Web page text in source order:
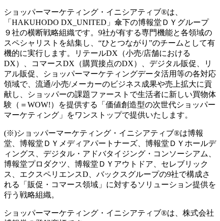
ショッパーマーケティング・イニシアティブ®は、
「HAKUHODO DX_UNITED」傘下の博報堂ＤＹグループ
９社の横断戦略組織です。9社が有する専門機能と各領域の
スペシャリストを結集し、“ひとつながり”のチームとして有
機的に実行します。リテールDX（小売/店舗における
DX）、コマースDX（購買接点のDX）、デジタル販促、リ
アル販促、ショッパーマーケティングデータ活用等の各対応
領域で、流通/小売/メーカーのビジネス成果や売上拡大に貢
献し、ショッパーの課題ファーストで生活者に新しい買物体
験（＝WOW!）を提供する「価値創造型の次世代ショッパー
マーケティング」をワンストップで提供いたします。
(※)ショッパーマーケティング・イニシアティブ®は博報
堂、博報堂ＤＹメディアパートナーズ、博報堂ＤＹホールデ
ィングス、デジタル・アドバタイジング・コンソーシアム、
博報堂プロダクツ、博報堂ＤＹアウトドア、セレブリック
ス、エクスペリエンスD、バックスグループの9社で構成さ
れる「販促・コマース領域」に対するソリューション提供を
行う戦略組織。
ショッパーマーケティング・イニシアティブ®は、株式会社